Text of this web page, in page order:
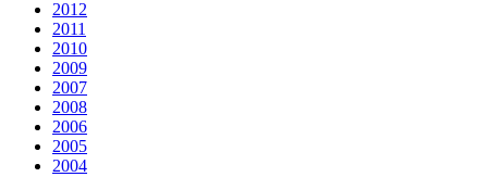
2012
2011
2010
2009
2007
2008
2006
2005
2004